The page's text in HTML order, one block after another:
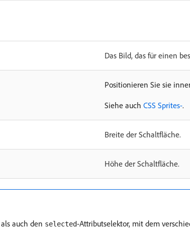
Das Bild, das für einen
Positionieren Sie sie
Siehe auch CSS Sprites-.
Breite der Schaltfläche.
Höhe der Schaltfläche.
auch den selected-Attributselektor, mit dem